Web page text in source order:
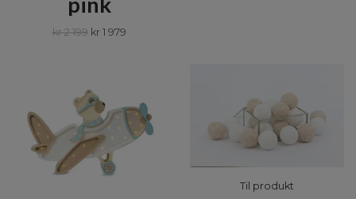
kr 2 199 kr 1 979
Til produkt